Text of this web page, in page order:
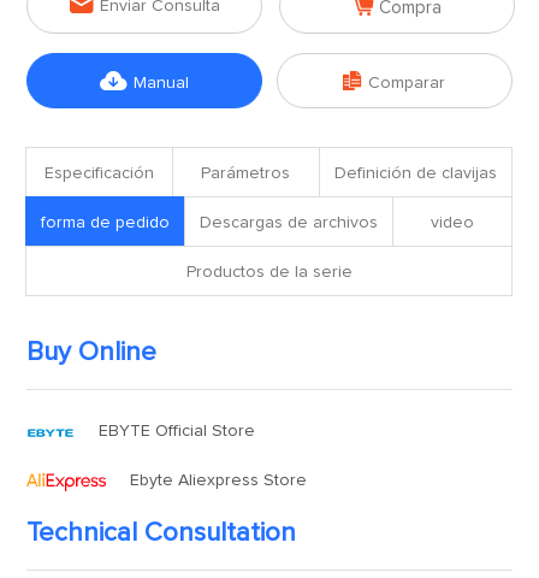
Enviar Consulta  Compra
 Manual  Comparar
Especificación Parámetros Definición de clavijas
forma de pedido Descargas de archivos video
Productos de la serie
Buy Online
EBYTE Official Store
Ebyte Aliexpress Store
Technical Consultation